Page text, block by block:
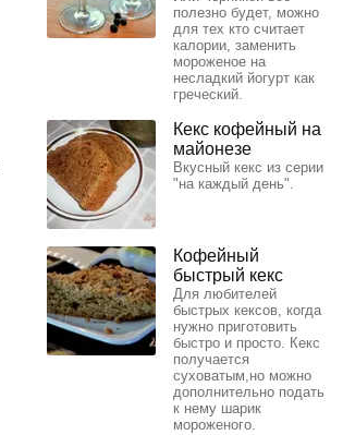
полезно будет, можно
для тех кто считает
калории, заменить
мороженое на
несладкий йогурт как
греческий.
Кекс кофейный на
майонезе
Вкусный кекс из серии
"на каждый день".
Кофейный
быстрый кекс
Для любителей
быстрых кексов, когда
нужно приготовить
быстро и просто. Кекс
получается
суховатым,но можно
дополнительно подать
к нему шарик
мороженого.